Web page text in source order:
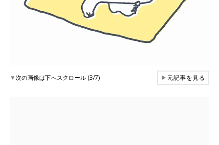
▼次の画像は下へスクロール (3/7) ▶元記事を見る